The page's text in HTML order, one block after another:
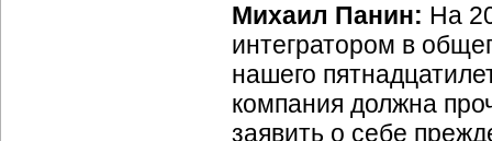
Михаил Панин: На
интегратором в
нашего
компания должна
заявить о себе